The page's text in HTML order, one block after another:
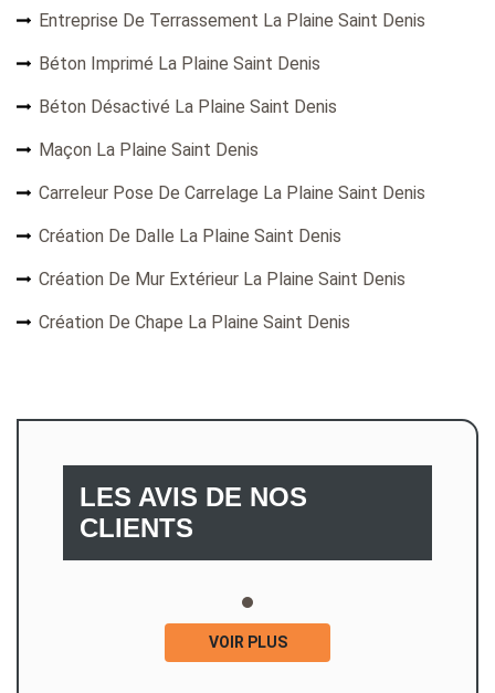
Entreprise De Terrassement La Plaine Saint Denis
Béton Imprimé La Plaine Saint Denis
Béton Désactivé La Plaine Saint Denis
Maçon La Plaine Saint Denis
Carreleur Pose De Carrelage La Plaine Saint Denis
Création De Dalle La Plaine Saint Denis
Création De Mur Extérieur La Plaine Saint Denis
Création De Chape La Plaine Saint Denis
LES AVIS DE NOS
CLIENTS
VOIR PLUS